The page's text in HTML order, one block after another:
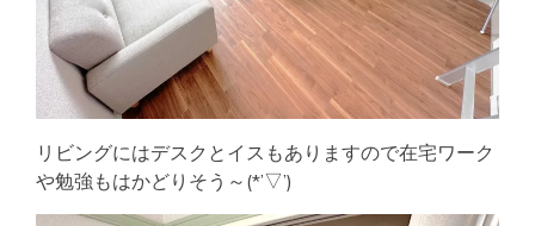
リビングにはデスクとイスもありますので在宅ワーク
や勉強もはかどりそう～(*’▽’)